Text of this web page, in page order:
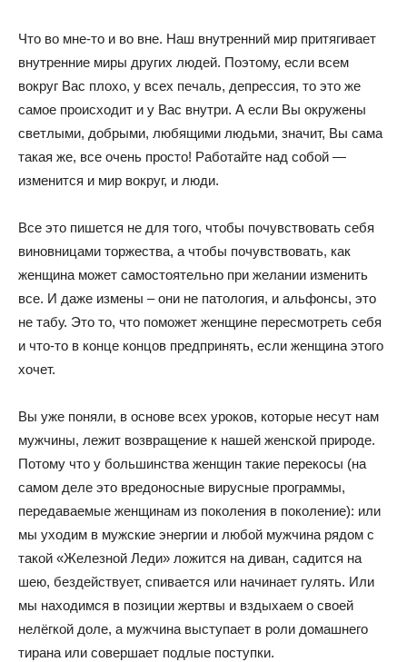
Что во мне-то и во вне. Наш внутренний мир притягивает
внутренние миры других людей. Поэтому, если всем
вокруг Вас плохо, у всех печаль, депрессия, то это же
самое происходит и у Вас внутри. А если Вы окружены
светлыми, добрыми, любящими людьми, значит, Вы сама
такая же, все очень просто! Работайте над собой —
изменится и мир вокруг, и люди.
Все это пишется не для того, чтобы почувствовать себя
виновницами торжества, а чтобы почувствовать, как
женщина может самостоятельно при желании изменить
все. И даже измены – они не патология, и альфонсы, это
не табу. Это то, что поможет женщине пересмотреть себя
и что-то в конце концов предпринять, если женщина этого
хочет.
Вы уже поняли, в основе всех уроков, которые несут нам
мужчины, лежит возвращение к нашей женской природе.
Потому что у большинства женщин такие перекосы (на
самом деле это вредоносные вирусные программы,
передаваемые женщинам из поколения в поколение): или
мы уходим в мужские энергии и любой мужчина рядом с
такой «Железной Леди» ложится на диван, садится на
шею, бездействует, спивается или начинает гулять. Или
мы находимся в позиции жертвы и вздыхаем о своей
нелёгкой доле, а мужчина выступает в роли домашнего
тирана или совершает подлые поступки.